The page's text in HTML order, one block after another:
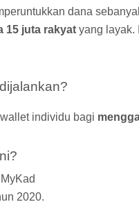
dana
15 juta rakyat yang layak.
individu bagi
2020.